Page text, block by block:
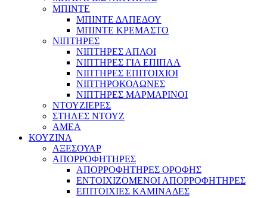
ΜΠΙΝΤΕ
ΜΠΙΝΤΕ ΔΑΠΕΔΟΥ
ΜΠΙΝΤΕ ΚΡΕΜΑΣΤΟ
ΝΙΠΤΗΡΕΣ
ΝΙΠΤΗΡΕΣ ΑΠΛΟΙ
ΝΙΠΤΗΡΕΣ ΓΙΑ ΕΠΙΠΛΑ
ΝΙΠΤΗΡΕΣ ΕΠΙΤΟΙΧΙΟΙ
ΝΙΠΤΗΡΟΚΟΛΩΝΕΣ
ΝΙΠΤΗΡΕΣ ΜΑΡΜΑΡΙΝΟΙ
ΝΤΟΥΖΙΕΡΕΣ
ΣΤΗΛΕΣ ΝΤΟΥΖ
ΑΜΕΑ
ΚΟΥΖΙΝΑ
ΑΞΕΣΟΥΑΡ
ΑΠΟΡΡΟΦΗΤΗΡΕΣ
ΑΠΟΡΡΟΦΗΤΗΡΕΣ ΟΡΟΦΗΣ
ΕΝΤΟΙΧΙΖΟΜΕΝΟΙ ΑΠΟΡΡΟΦΗΤΗΡΕΣ
ΕΠΙΤΟΙΧΙΕΣ ΚΑΜΙΝΑΔΕΣ